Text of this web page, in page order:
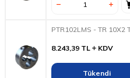
PTR102LMS - TR 10X2
8.243,39 TL KDV
Tükendi